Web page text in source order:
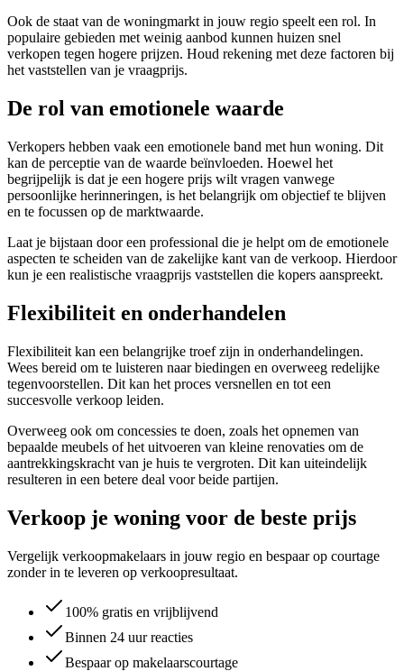
Ook de staat van de woningmarkt in jouw regio speelt een rol. In
populaire gebieden met weinig aanbod kunnen huizen snel
verkopen tegen hogere prijzen. Houd rekening met deze factoren bij
het vaststellen van je vraagprijs.
De rol van emotionele waarde
Verkopers hebben vaak een emotionele band met hun woning. Dit
kan de perceptie van de waarde beïnvloeden. Hoewel het
begrijpelijk is dat je een hogere prijs wilt vragen vanwege
persoonlijke herinneringen, is het belangrijk om objectief te blijven
en te focussen op de marktwaarde.
Laat je bijstaan door een professional die je helpt om de emotionele
aspecten te scheiden van de zakelijke kant van de verkoop. Hierdoor
kun je een realistische vraagprijs vaststellen die kopers aanspreekt.
Flexibiliteit en onderhandelen
Flexibiliteit kan een belangrijke troef zijn in onderhandelingen.
Wees bereid om te luisteren naar biedingen en overweeg redelijke
tegenvoorstellen. Dit kan het proces versnellen en tot een
succesvolle verkoop leiden.
Overweeg ook om concessies te doen, zoals het opnemen van
bepaalde meubels of het uitvoeren van kleine renovaties om de
aantrekkingskracht van je huis te vergroten. Dit kan uiteindelijk
resulteren in een betere deal voor beide partijen.
Verkoop je woning voor de beste prijs
Vergelijk verkoopmakelaars in jouw regio en bespaar op courtage
zonder in te leveren op verkoopresultaat.
100% gratis en vrijblijvend
Binnen 24 uur reacties
Bespaar op makelaarscourtage